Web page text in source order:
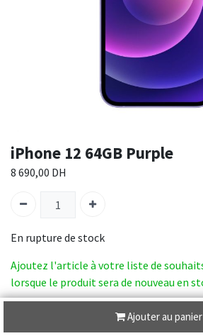
Ajouter au panier
iPhone 12 64GB Purple
8 690,00 DH
En rupture de stock
Ajoutez l'article à votre liste de
lorsque le produit sera de nouveau en
Catégorie :IPHONE 12